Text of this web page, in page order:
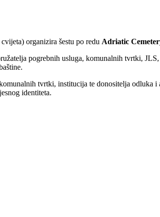
organizira šestu po redu Adriatic
pogrebnih usluga, komunalnih tvrtki,
tvrtki, institucija te donositelja odluka i
identiteta.